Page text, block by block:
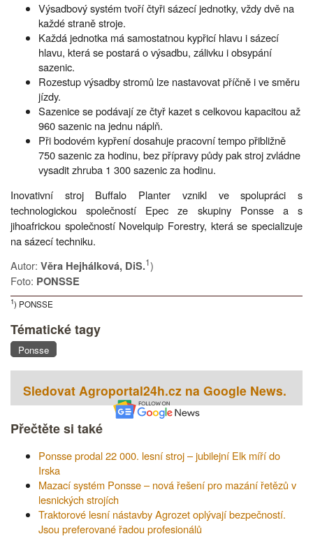
Výsadbový systém tvoří čtyři sázecí jednotky, vždy dvě na
každé straně stroje.
Každá jednotka má samostatnou kypřicí hlavu i sázecí
hlavu, která se postará o výsadbu, zálivku i obsypání
sazenic.
Rozestup výsadby stromů lze nastavovat příčně i ve směru
jízdy.
Sazenice se podávají ze čtyř kazet s celkovou kapacitou až
960 sazenic na jednu náplň.
Při bodovém kypření dosahuje pracovní tempo přibližně
750 sazenic za hodinu, bez přípravy půdy pak stroj zvládne
vysadit zhruba 1 300 sazenic za hodinu.
Inovativní stroj Buffalo Planter vznikl ve spolupráci s
technologickou společností Epec ze skupiny Ponsse a s
jihoafrickou společností Novelquip Forestry, která se specializuje
na sázecí techniku.
Autor: Věra Hejhálková, DiS.1)
Foto: PONSSE
1) PONSSE
Tématické tagy
Ponsse
Sledovat Agroportal24h.cz na Google News.
Přečtěte si také
Ponsse prodal 22 000. lesní stroj – jubilejní Elk míří do
Irska
Mazací systém Ponsse – nová řešení pro mazání řetězů v
lesnických strojích
Traktorové lesní nástavby Agrozet oplývají bezpečností.
Jsou preferované řadou profesionálů